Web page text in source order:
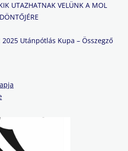
UTAZHATNAK VELÜNK A MOL
Utánpótlás Kupa – Összegző